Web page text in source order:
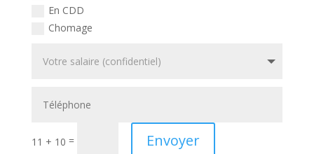
En CDD
Chomage
11 + 10 = Envoyer